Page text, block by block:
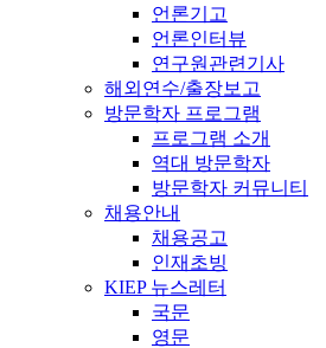
언론기고
언론인터뷰
연구원관련기사
해외연수/출장보고
방문학자 프로그램
프로그램 소개
역대 방문학자
방문학자 커뮤니티
채용안내
채용공고
인재초빙
KIEP 뉴스레터
국문
영문